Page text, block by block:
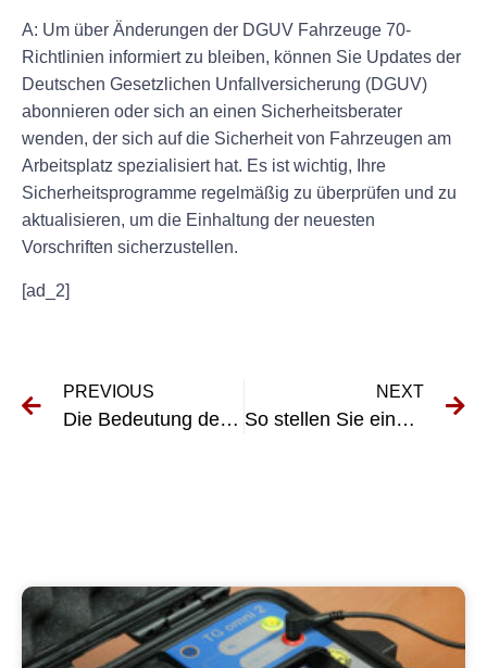
A: Um über Änderungen der DGUV Fahrzeuge 70-
Richtlinien informiert zu bleiben, können Sie Updates der
Deutschen Gesetzlichen Unfallversicherung (DGUV)
abonnieren oder sich an einen Sicherheitsberater
wenden, der sich auf die Sicherheit von Fahrzeugen am
Arbeitsplatz spezialisiert hat. Es ist wichtig, Ihre
Sicherheitsprogramme regelmäßig zu überprüfen und zu
aktualisieren, um die Einhaltung der neuesten
Vorschriften sicherzustellen.
[ad_2]
PREVIOUS
Die Bedeutung der Prüfung tragbarer medizinischer Geräte: Ein Leitfaden zur Prüfung ortsveränderlicher Geräte Medizintechnik
NEXT
So stellen Sie eine ordnungsgemäße UVV-Kontrolle für Maschinen und Geräte sicher